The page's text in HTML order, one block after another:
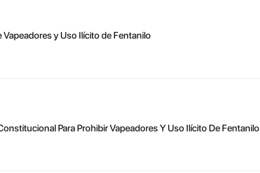
y Uso Ilícito de Fentanilo
Para Prohibir Vapeadores Y Uso Ilícito De Fentanilo